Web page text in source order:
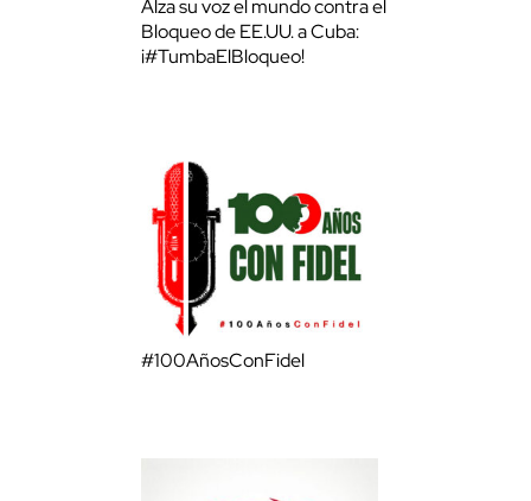
Alza su voz el mundo contra el
Bloqueo de EE.UU. a Cuba:
¡#TumbaElBloqueo!
#100AñosConFidel